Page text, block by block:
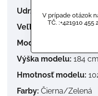
V prípade otázok
TČ. :+421910
Udržateľný.
Výkonný.
Veľkosť a strih
Model má na sebe
Výška modelu: 184 cm
Hmotnosť modelu:
Farby: Čierna/Zelená